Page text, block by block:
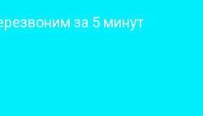
за 5 минут